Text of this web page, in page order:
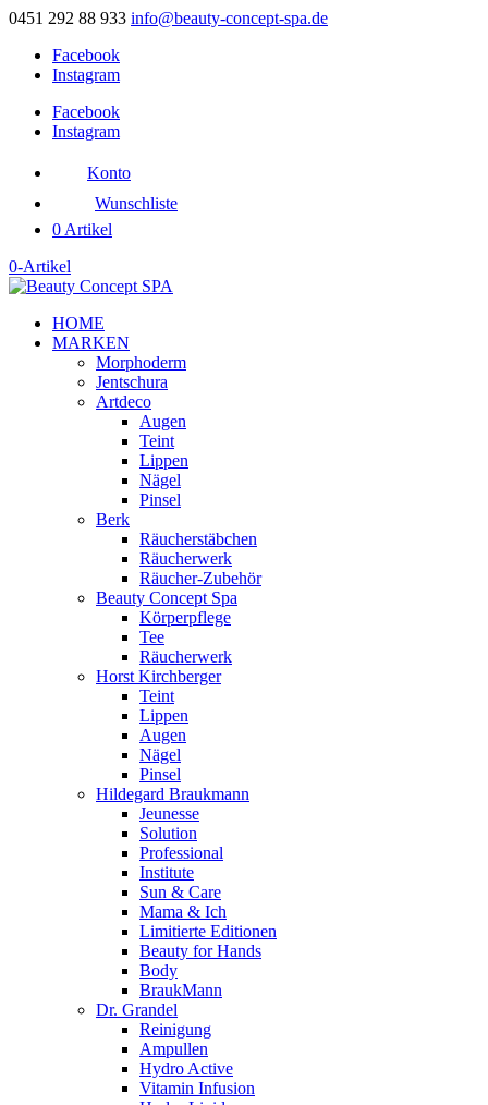
0451 292 88 933 info@beauty-concept-spa.de
Facebook
Instagram
Facebook
Instagram
Konto
Wunschliste
0 Artikel
0-Artikel
HOME
MARKEN
Morphoderm
Jentschura
Artdeco
Augen
Teint
Lippen
Nägel
Pinsel
Berk
Räucherstäbchen
Räucherwerk
Räucher-Zubehör
Beauty Concept Spa
Körperpflege
Tee
Räucherwerk
Horst Kirchberger
Teint
Lippen
Augen
Nägel
Pinsel
Hildegard Braukmann
Jeunesse
Solution
Professional
Institute
Sun & Care
Mama & Ich
Limitierte Editionen
Beauty for Hands
Body
BraukMann
Dr. Grandel
Reinigung
Ampullen
Hydro Active
Vitamin Infusion